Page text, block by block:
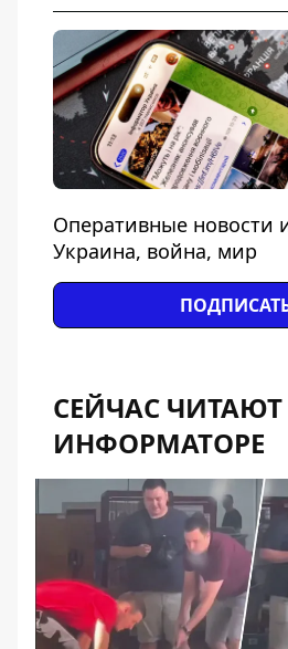
Оперативные новости
Украина, война, мир
СЕЙЧАС
ИНФОРМАТОРЕ